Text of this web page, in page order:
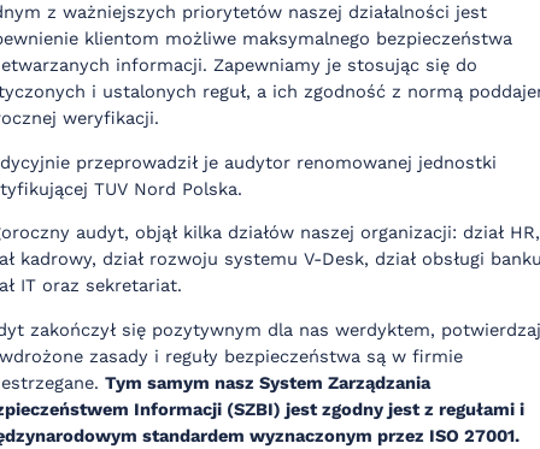
z ważniejszych priorytetów naszej działalności jest
klientom możliwe maksymalnego bezpieczeństwa
informacji. Zapewniamy je stosując się do
i ustalonych reguł, a ich zgodność z normą
weryfikacji.
przeprowadził je audytor renomowanej jednostki
TUV Nord Polska.
audyt, objął kilka działów naszej organizacji: dział HR,
kadrowy, dział rozwoju systemu V-Desk, dział obsługi
IT oraz sekretariat.
zakończył się pozytywnym dla nas werdyktem,
zasady i reguły bezpieczeństwa są w firmie
Tym samym nasz System Zarządzania
Informacji (SZBI) jest zgodny jest z regułami i
standardem wyznaczonym przez ISO 27001.